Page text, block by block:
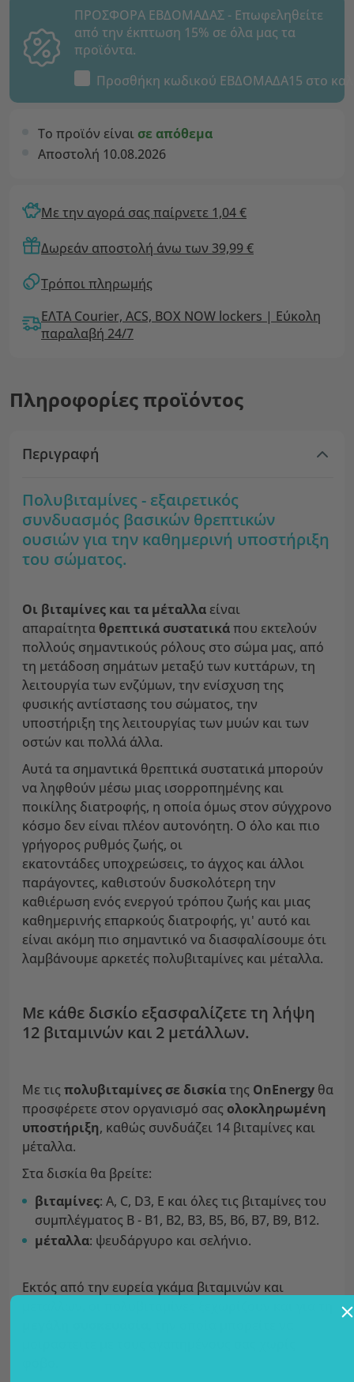
ΠΡΟΣΦΟΡΑ ΕΒΔΟΜΑΔΑΣ - Επωφεληθείτε
από την έκπτωση 15% σε όλα μας τα
προϊόντα.
Προσθήκη κωδικού ΕΒΔΟΜΑΔΑ15 στο
Το προϊόν είναι σε απόθεμα
Αποστολή 10.08.2026
Με την αγορά σας παίρνετε 1,04 €
Δωρεάν αποστολή άνω των 39,99 €
Τρόποι πληρωμής
ΕΛΤΑ Courier, ACS, BOX NOW lockers | Εύκολη
παραλαβή 24/7
Πληροφορίες προϊόντος
Περιγραφή
Πολυβιταμίνες - εξαιρετικός
συνδυασμός βασικών θρεπτικών
ουσιών για την καθημερινή υποστήριξη
του σώματος.
Οι βιταμίνες και τα μέταλλα είναι
απαραίτητα θρεπτικά συστατικάπου εκτελούν
πολλούς σημαντικούς ρόλους στο σώμα μας, από
τη μετάδοση σημάτων μεταξύ των κυττάρων, τη
λειτουργία των ενζύμων, την ενίσχυση της
φυσικής αντίστασης του σώματος, την
υποστήριξη της λειτουργίας των μυών και των
οστών και πολλά άλλα.
Αυτά τα σημαντικά θρεπτικά συστατικά μπορούν
να ληφθούν μέσω μιας ισορροπημένης και
ποικίλης διατροφής, η οποία όμως στον σύγχρονο
κόσμο δεν είναι πλέον αυτονόητη. Ο όλο και πιο
γρήγορος ρυθμός ζωής, οι
εκατοντάδες υποχρεώσεις, το άγχος και άλλοι
παράγοντες, καθιστούν δυσκολότερη την
καθιέρωση ενός ενεργού τρόπου ζωής και μιας
καθημερινής επαρκούς διατροφής, γι' αυτό και
είναι ακόμη πιο σημαντικό να διασφαλίσουμε ότι
λαμβάνουμε αρκετές πολυβιταμίνες και μέταλλα.
Με κάθε δισκίο εξασφαλίζετε τη λήψη
12 βιταμινών και 2 μετάλλων.
Με τις πολυβιταμίνες σε δισκίατης OnEnergy θα
προσφέρετε στον οργανισμό σας ολοκληρωμένη
υποστήριξη, καθώς συνδυάζει 14 βιταμίνες και
μέταλλα.
Στα δισκία θα βρείτε:
βιταμίνες: Α, C, D3, Ε και όλες τις βιταμίνες του
συμπλέγματος B - Β1, Β2, Β3, Β5, Β6, Β7, Β9, Β12.
μέταλλα: ψευδάργυρο και σελήνιο.
Εκτός από την ευρεία γκάμα βιταμινών και